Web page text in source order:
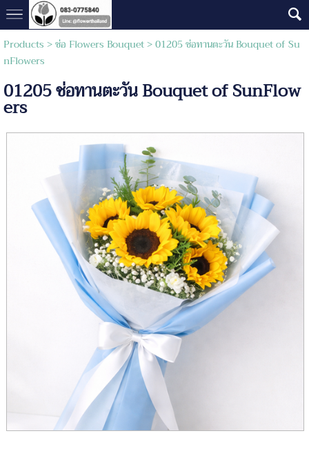
Products >ช่อ Flowers Bouquet> 01205 ช่อทานตะวัน Bouquet of Su
nFlowers
01205 ช่อทานตะวัน Bouquet of SunFlow
ers